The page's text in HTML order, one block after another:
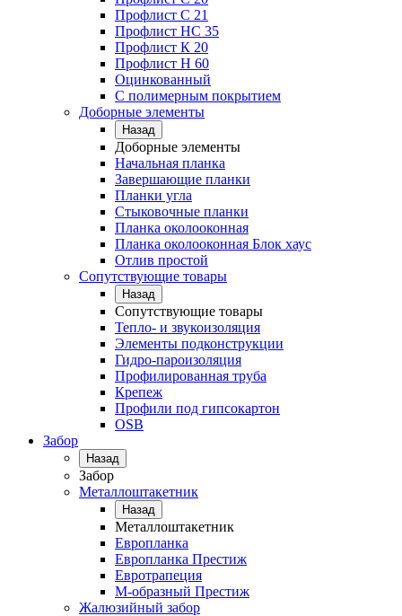
Профлист C 21
Профлист НС 35
Профлист К 20
Профлист Н 60
Оцинкованный
С полимерным покрытием
Доборные элементы
Назад
Доборные элементы
Начальная планка
Завершающие планки
Планки угла
Стыковочные планки
Планка околооконная
Планка околооконная Блок хаус
Отлив простой
Сопутствующие товары
Назад
Сопутствующие товары
Тепло- и звукоизоляция
Элементы подконструкции
Гидро-пароизоляция
Профилированная труба
Крепеж
Профили под гипсокартон
OSB
Забор
Назад
Забор
Металлоштакетник
Назад
Металлоштакетник
Европланка
Европланка Престиж
Евротрапеция
М-образный Престиж
Жалюзийный забор